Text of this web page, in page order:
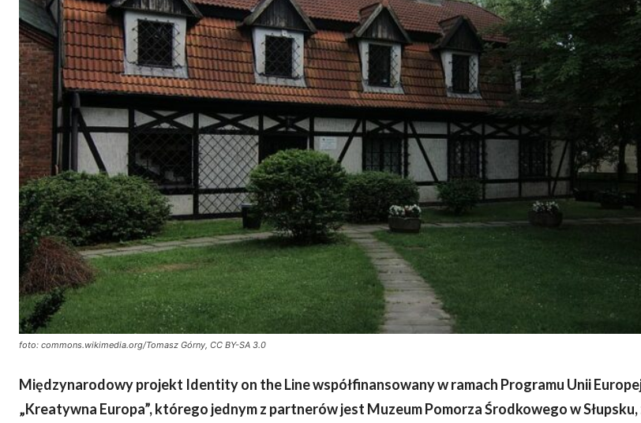
foto: commons.wikimedia.org/Tomasz Górny, CC BY-SA 3.0
Międzynarodowy projekt Identity on the Line współfinansowany w ramach Programu Unii
„Kreatywna Europa”, którego jednym z partnerów jest Muzeum Pomorza Środkowego w Słupsku,